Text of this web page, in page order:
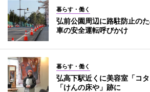
暮らす・働く
弘前公園周辺に路駐防止の
車の安全運転呼びかけ
暮らす・働く
弘高下駅近くに美容室「コ
「けんの床や」跡に